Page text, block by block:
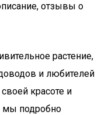
отзывы о
растение,
и любителей
красоте и
мы подробно